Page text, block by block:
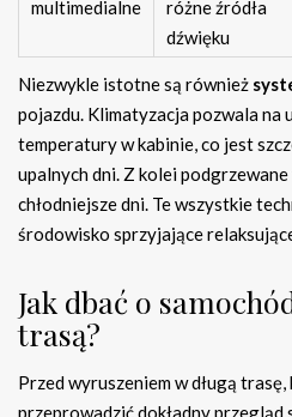
multimedialne
różne źródła
dźwięku
Niezwykle istotne są również
pojazdu. Klimatyzacja pozwala na
temperatury w kabinie, co jest
upalnych dni. Z kolei
chłodniejsze dni. Te wszystkie
środowisko sprzyjające
Jak dbać o
trasą?
Przed wyruszeniem w długą
przeprowadzić dokładny przegląd